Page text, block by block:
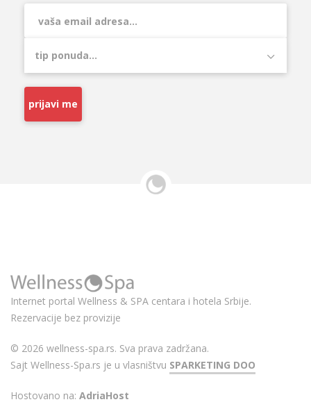
prijavi me
Internet portal Wellness & SPA centara i hotela Srbije.
Rezervacije bez provizije
© 2026 wellness-spa.rs. Sva prava zadržana.
Sajt Wellness-Spa.rs je u vlasništvu SPARKETING DOO
Hostovano na: AdriaHost